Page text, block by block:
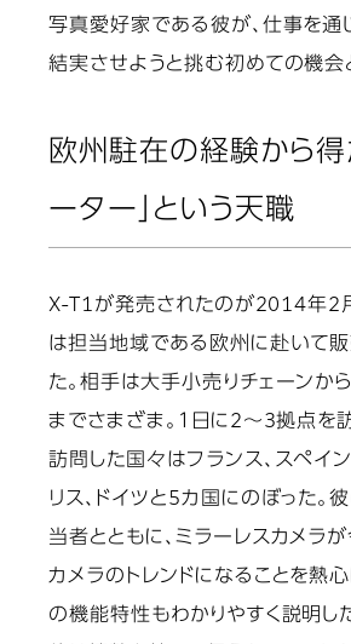
写真愛好家である彼が、仕事を通
結実させようと挑む初めての機会
欧州駐在の経験から得
ーター」という天職
X-T1が発売されたのが2014年2
は担当地域である欧州に赴いて
た。相手は大手小売りチェーンか
までさまざま。１日に2～3拠点を
訪問した国々はフランス、スペイン
リス、ドイツと5カ国にのぼった。
当者とともに、ミラーレスカメラ
カメラのトレンドになることを熱
の機能特性もわかりやすく説明し